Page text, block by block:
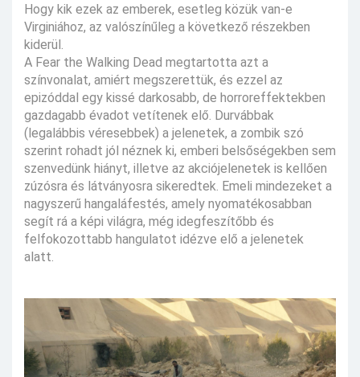
Hogy kik ezek az emberek, esetleg közük van-e
Virginiához, az valószínűleg a következő részekben
kiderül.
A Fear the Walking Dead megtartotta azt a
színvonalat, amiért megszerettük, és ezzel az
epizóddal egy kissé darkosabb, de horroreffektekben
gazdagabb évadot vetítenek elő. Durvábbak
(legalábbis véresebbek) a jelenetek, a zombik szó
szerint rohadt jól néznek ki, emberi belsőségekben sem
szenvedünk hiányt, illetve az akciójelenetek is kellően
zúzósra és látványosra sikeredtek. Emeli mindezeket a
nagyszerű hangaláfestés, amely nyomatékosabban
segít rá a képi világra, még idegfeszítőbb és
felfokozottabb hangulatot idézve elő a jelenetek
alatt.